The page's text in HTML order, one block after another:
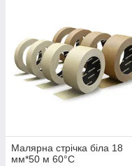
Малярна стрічка біла 18
мм*50 м 60°С